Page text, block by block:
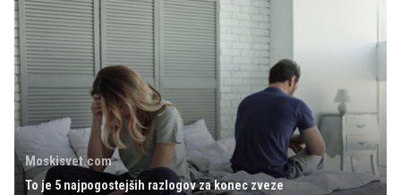
Moskisvet.com
To je 5 najpogostejših razlogov za konec zveze